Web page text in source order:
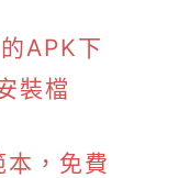
APK下
裝檔
，免費